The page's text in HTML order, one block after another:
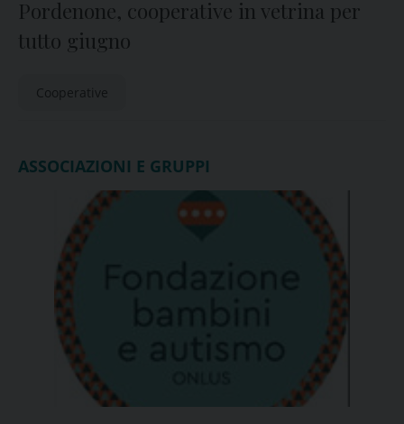
Pordenone, cooperative in vetrina per
tutto giugno
Cooperative
ASSOCIAZIONI E GRUPPI